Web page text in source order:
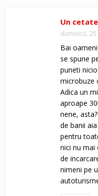
Un
duminică,
Bai
se spune
puneti
microbuze
Adica un
aproape
nene,
de banii
pentru
nici nu mai
de
nimeni pe